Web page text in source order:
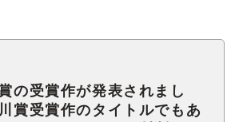
の受賞作が発表されまし
賞受賞作のタイトルでもあ